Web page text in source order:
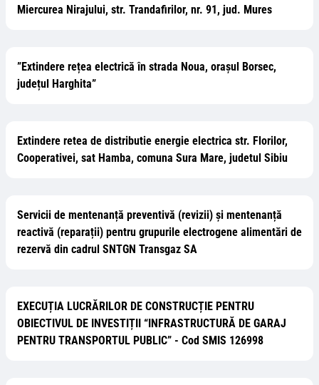
Miercurea Nirajului, str. Trandafirilor, nr. 91, jud. Mures
”Extindere rețea electrică în strada Noua, orașul Borsec,
județul Harghita”
Extindere retea de distributie energie electrica str. Florilor,
Cooperativei, sat Hamba, comuna Sura Mare, judetul Sibiu
Servicii de mentenanță preventivă (revizii) și mentenanță
reactivă (reparații) pentru grupurile electrogene alimentări de
rezervă din cadrul SNTGN Transgaz SA
EXECUȚIA LUCRĂRILOR DE CONSTRUCȚIE PENTRU
OBIECTIVUL DE INVESTIȚII “INFRASTRUCTURĂ DE GARAJ
PENTRU TRANSPORTUL PUBLIC” - Cod SMIS 126998